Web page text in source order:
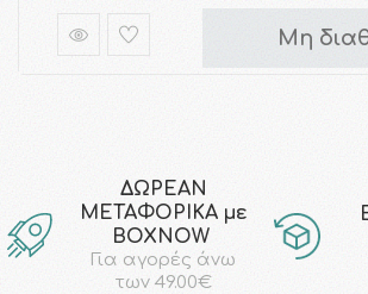
Μη
ΔΩΡΕΑΝ
ΜΕΤΑΦΟΡΙΚΑ με
ΒΟΧΝΟW
Για αγορές άνω
των 49.00€